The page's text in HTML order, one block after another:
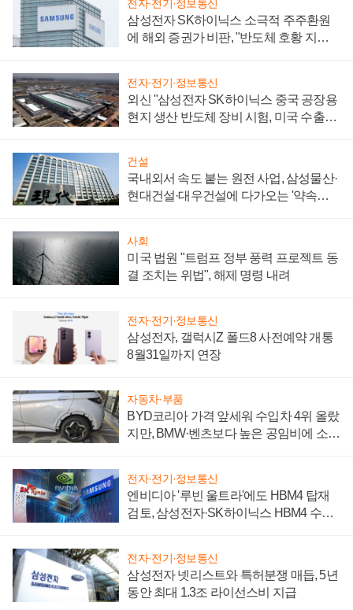
전자·전기·정보통신
삼성전자 SK하이닉스 소극적 주주환원
에 해외 증권가 비판, "반도체 호황 지속
전자·전기·정보통신
외신 "삼성전자 SK하이닉스 중국 공장용
현지 생산 반도체 장비 시험, 미국 수출통
건설
국내외서 속도 붙는 원전 사업, 삼성물산·
현대건설·대우건설에 다가오는 '약속의
사회
미국 법원 "트럼프 정부 풍력 프로젝트 동
결 조치는 위법", 해제 명령 내려
전자·전기·정보통신
삼성전자, 갤럭시Z 폴드8 사전예약 개통
8월31일까지 연장
자동차·부품
BYD코리아 가격 앞세워 수입차 4위 올랐
지만, BMW·벤츠보다 높은 공임비에 소비
전자·전기·정보통신
엔비디아 '루빈 울트라'에도 HBM4 탑재
검토, 삼성전자·SK하이닉스 HBM4 수율
전자·전기·정보통신
삼성전자 넷리스트와 특허분쟁 매듭, 5년
동안 최대 1.3조 라이선스비 지급